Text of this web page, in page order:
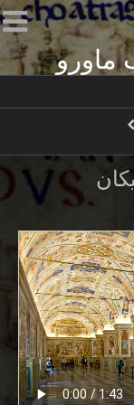
ماورو